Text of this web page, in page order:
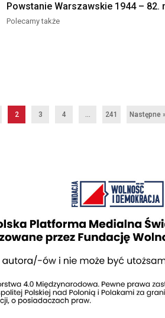
Powstanie Warszawskie 1944 – 82.
Polecamy także
2 3 4 … 241 Następne